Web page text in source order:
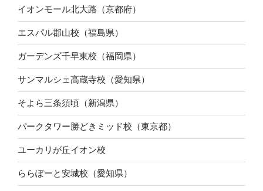
イオンモール北大路（京都府）
エスパル郡山校（福島県）
ガーデンズ千早東校（福岡県）
サンマルシェ高蔵寺校（愛知県）
そよら三条須頃（新潟県）
パークタワー勝どきミッド校（東京都）
ユーカリが丘イオン校
ららぽーと安城校（愛知県）